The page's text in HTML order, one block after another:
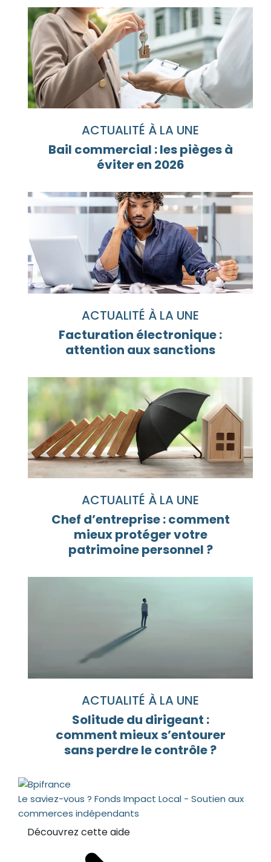
ACTUALITÉ À LA UNE
Bail commercial : les pièges à
éviter en 2026
ACTUALITÉ À LA UNE
Facturation électronique :
attention aux sanctions
ACTUALITÉ À LA UNE
Chef d’entreprise : comment
mieux protéger votre
patrimoine personnel ?
ACTUALITÉ À LA UNE
Solitude du dirigeant :
comment mieux s’entourer
sans perdre le contrôle ?
Le saviez-vous ? Fonds Impact Local - Soutien aux
commerces indépendants
Découvrez cette aide